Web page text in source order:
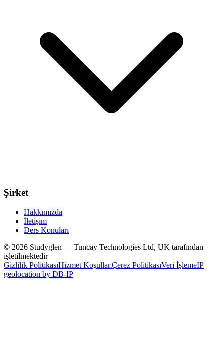
Şirket
Hakkımızda
İletişim
Ders Konuları
© 2026 Studyglen — Tuncay Technologies Ltd, UK tarafından
işletilmektedir
Gizlilik PolitikasıHizmet KoşullarıÇerez PolitikasıVeri İşlemeIP
geolocation by DB-IP